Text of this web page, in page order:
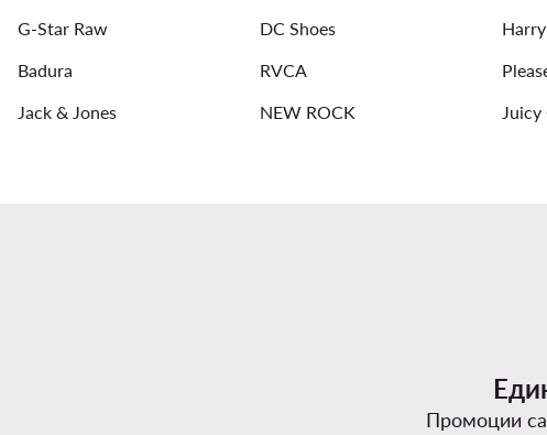
G-Star Raw
DC Shoes
Badura
RVCA
Jack & Jones
NEW ROCK
Промоции